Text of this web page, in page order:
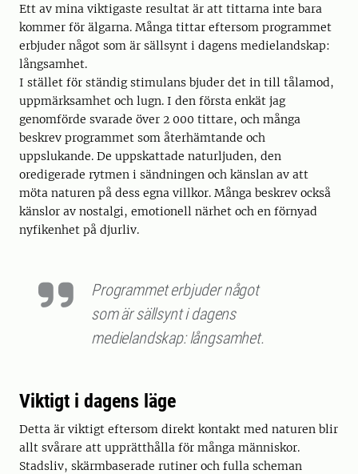
Ett av mina viktigaste resultat är att tittarna inte bara
kommer för älgarna. Många tittar eftersom programmet
erbjuder något som är sällsynt i dagens medielandskap:
långsamhet.
I stället för ständig stimulans bjuder det in till tålamod,
uppmärksamhet och lugn. I den första enkät jag
genomförde svarade över 2 000 tittare, och många
beskrev programmet som återhämtande och
uppslukande. De uppskattade naturljuden, den
oredigerade rytmen i sändningen och känslan av att
möta naturen på dess egna villkor. Många beskrev också
känslor av nostalgi, emotionell närhet och en förnyad
nyfikenhet på djurliv.
Programmet erbjuder något
som är sällsynt i dagens
medielandskap: långsamhet.
Viktigt i dagens läge
Detta är viktigt eftersom direkt kontakt med naturen blir
allt svårare att upprätthålla för många människor.
Stadsliv, skärmbaserade rutiner och fulla scheman